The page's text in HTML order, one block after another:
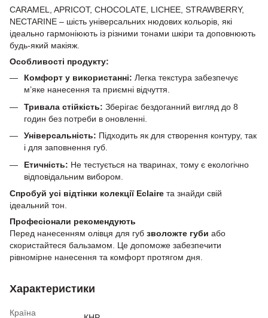
CARAMEL, APRICOT, CHOCOLATE, LICHEE, STRAWBERRY,
NECTARINE – шість універсальних нюдових кольорів, які
ідеально гармоніюють із різними тонами шкіри та доповнюють
будь-який макіяж.
Особливості продукту:
Комфорт у використанні: Легка текстура забезпечує
м’яке нанесення та приємні відчуття.
Тривала стійкість: Зберігає бездоганний вигляд до 8
годин без потреби в оновленні.
Універсальність: Підходить як для створення контуру, так
і для заповнення губ.
Етичність: Не тестується на тваринах, тому є екологічно
відповідальним вибором.
Спробуй усі відтінки колекції Eclaire та знайди свій
ідеальний тон.
Професіонали рекомендують
Перед нанесенням олівця для губ зволожте губи або
скористайтеся бальзамом. Це допоможе забезпечити
рівномірне нанесення та комфорт протягом дня.
Характеристики
Країна